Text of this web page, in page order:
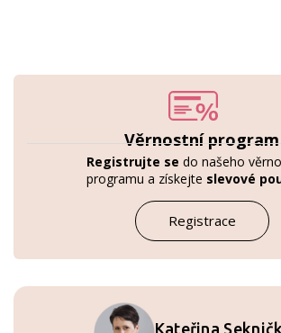
Věrnostní program
Registrujte se do našeho
programu a získejte slevové
Registrace
Kateřina